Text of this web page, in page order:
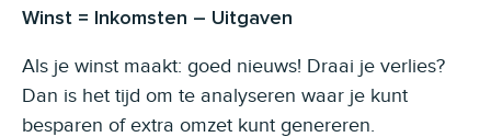
Winst = Inkomsten – Uitgaven
Als je winst maakt: goed nieuws! Draai je verlies?
Dan is het tijd om te analyseren waar je kunt
besparen of extra omzet kunt genereren.